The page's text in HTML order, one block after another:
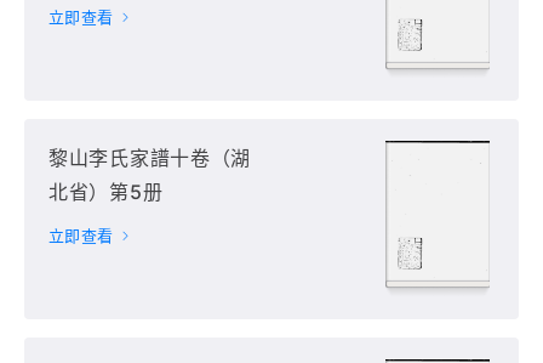
立即查看
黎山李氏家譜十卷（湖
北省）第5册
立即查看